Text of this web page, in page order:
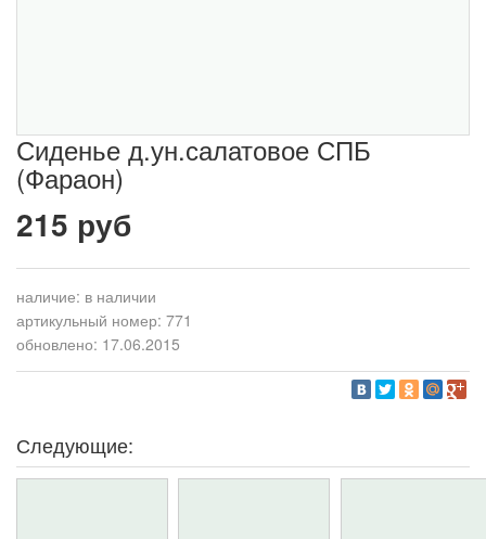
Сиденье д.ун.салатовое СПБ
(Фараон)
215 руб
наличие: в наличии
артикульный номер: 771
обновлено: 17.06.2015
Следующие: